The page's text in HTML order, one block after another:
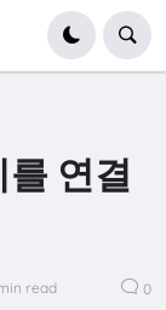
연결
read 0